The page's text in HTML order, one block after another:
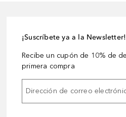
¡Suscríbete ya a la Newsletter!
Recibe un cupón de 10% de
primera compra
Dirección de correo